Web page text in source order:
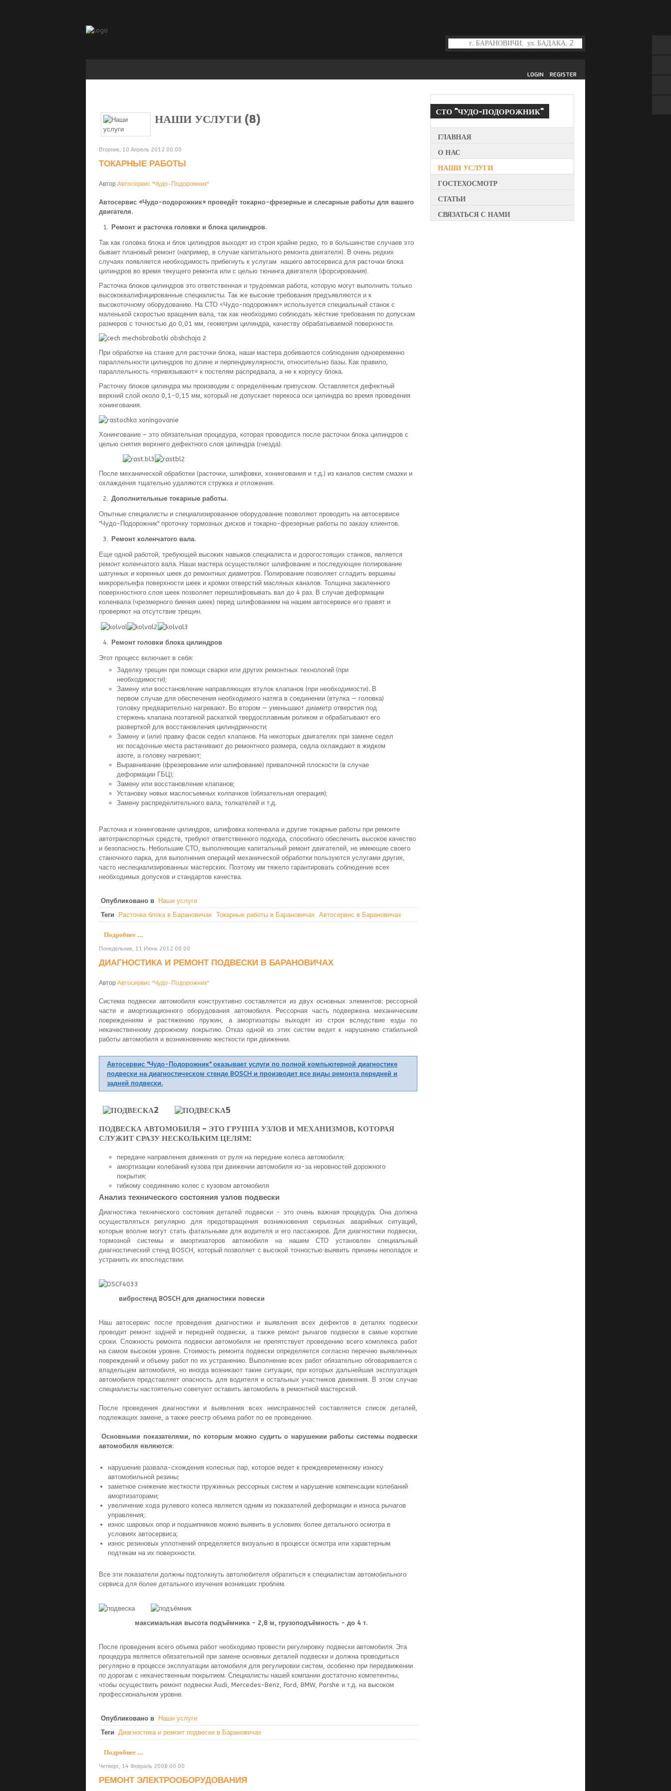
REGISTER
LOGIN
НАШИ УСЛУГИ (8)
Вторник, 10 Апрель 2012 00:00
ТОКАРНЫЕ РАБОТЫ
Автор Автосервис "Чудо-Подорожник"
Автосервис «Чудо-подорожник» проведёт токарно-фрезерные и слесарные работы для вашего
двигателя.
Ремонт и расточка головки и блока цилиндров.
Так как головка блока и блок цилиндров выходят из строя крайне редко, то в большинстве случаев это
бывает плановый ремонт (например, в случае капитального ремонта двигателя). В очень редких
случаях появляется необходимость прибегнуть к услугам нашего автосервиса для расточки блока
цилиндров во время текущего ремонта или с целью тюнинга двигателя (форсирования).
Расточка блоков цилиндров это ответственная и трудоемкая работа, которую могут выполнить только
высококвалифицированные специалисты. Так же высокие требования предъявляются и к
высокоточному оборудованию. На СТО «Чудо-подорожник» используется специальный станок с
маленькой скоростью вращения вала, так как необходимо соблюдать жёсткие требования по допускам
размеров с точностью до 0,01 мм, геометрии цилиндра, качеству обрабатываемой поверхности.
При обработке на станке для расточки блока, наши мастера добиваются соблюдения одновременно
параллельности цилиндров по длине и перпендикулярности, относительно базы. Как правило,
параллельность «привязывают» к постелям распредвала, а не к корпусу блока.
Расточку блоков цилиндра мы производим с определённым припуском. Оставляется дефектный
верхний слой около 0,1-0,15 мм, который не допускает перекоса оси цилиндра во время проведения
хонингования.
Хонингование – это обязательная процедура, которая проводится после расточки блока цилиндров с
целью снятия верхнего дефектного слоя цилиндра (гнезда).
После механической обработки (расточки, шлифовки, хонингования и т.д.) из каналов систем смазки и
охлаждения тщательно удаляются стружка и отложения.
Дополнительные токарные работы.
Опытные специалисты и специализированное оборудование позволяют проводить на автосервисе
"Чудо-Подорожник" проточку тормозных дисков и токарно-фрезерные работы по заказу клиентов.
Ремонт коленчатого вала.
Еще одной работой, требующей высоких навыков специалиста и дорогостоящих станков, является
ремонт коленчатого вала. Наши мастера осуществляют шлифование и последующее полирование
шатунных и коренных шеек до ремонтных диаметров. Полирование позволяет сгладить вершины
микрорельефа поверхности шеек и кромки отверстий масляных каналов. Толщина закаленного
поверхностного слоя шеек позволяет перешлифовывать вал до 4 раз. В случае деформации
коленвала (чрезмерного биения шеек) перед шлифованием на нашем автосервисе его правят и
проверяют на отсутствие трещин.
Ремонт головки блока цилиндров
Этот процесс включает в себя:
Заделку трещин при помощи сварки или других ремонтных технологий (при
необходимости);
Замену или восстановление направляющих втулок клапанов (при необходимости). В
первом случае для обеспечения необходимого натяга в соединении (втулка — головка)
головку предварительно нагревают. Во втором — уменьшают диаметр отверстия под
стержень клапана поэтапной раскаткой твердосплавным роликом и обрабатывают его
разверткой для восстановления цилиндричности;
Замену и (или) правку фасок седел клапанов. На некоторых двигателях при замене седел
их посадочные места растачивают до ремонтного размера, седла охлаждают в жидком
азоте, а головку нагревают;
Выравнивание (фрезерование или шлифование) привалочной плоскости (в случае
деформации ГБЦ);
Замену или восстановление клапанов;
Установку новых маслосъемных колпачков (обязательная операция);
Замену распределительного вала, толкателей и т.д.
Расточка и хонингование цилиндров, шлифовка коленвала и другие токарные работы при ремонте
автотранспортных средств, требуют ответственного подхода, способного обеспечить высокое качество
и безопасность. Небольшие СТО, выполняющие капитальный ремонт двигателей, не имеющие своего
станочного парка, для выполнения операций механической обработки пользуются услугами других,
часто неспециализированных мастерских. Поэтому им тяжело гарантировать соблюдение всех
необходимых допусков и стандартов качества.
Опубликовано в Наши услуги
Теги
Расточка блока в Барановичах Токарные работы в Барановичах Автосервис в Барановичах
Подробнее ...
Понедельник, 11 Июнь 2012 00:00
ДИАГНОСТИКА И РЕМОНТ ПОДВЕСКИ В БАРАНОВИЧАХ
Автор Автосервис "Чудо-Подорожник"
Система подвески автомобиля конструктивно составляется из двух основных элементов: рессорной
части и амортизационного оборудования автомобиля. Рессорная часть подвержена механическим
повреждениям и растяжению пружин, а амортизаторы выходят из строя вследствие езды по
некачественному дорожному покрытию. Отказ одной из этих систем ведет к нарушению стабильной
работы автомобиля и возникновению жесткости при движении.
Автосервис "Чудо-Подорожник" оказывает услуги по полной компьютерной диагностике
подвески на диагностическом стенде BOSCH и производит все виды ремонта передней и
задней подвески.
ПОДВЕСКА АВТОМОБИЛЯ – ЭТО ГРУППА УЗЛОВ И МЕХАНИЗМОВ, КОТОРАЯ
СЛУЖИТ СРАЗУ НЕСКОЛЬКИМ ЦЕЛЯМ:
передаче направления движения от руля на передние колеса автомобиля;
амортизации колебаний кузова при движении автомобиля из-за неровностей дорожного
покрытия;
гибкому соединению колес с кузовом автомобиля
Анализ технического состояния узлов подвески
Диагностика технического состояния деталей подвески - это очень важная процедура. Она должна
осуществляться регулярно для предотвращения возникновения серьезных аварийных ситуаций,
которые вполне могут стать фатальными для водителя и его пассажиров. Для диагностики подвески,
тормозной системы и амортизаторов автомобиля на нашем СТО установлен специальный
диагностический стенд BOSCH, который позволяет с высокой точностью выявить причины неполадок и
устранить их впоследствии.
вибростенд BOSCH для диагностики повески
Наш автосервис после проведения диагностики и выявления всех дефектов в деталях подвески
проводит ремонт задней и передней подвески, а также ремонт рычагов подвески в самые короткие
сроки. Сложность ремонта подвески автомобиля не препятствует проведению всего комплекса работ
на самом высоком уровне. Стоимость ремонта подвески определяется согласно перечню выявленных
повреждений и объему работ по их устранению. Выполнение всех работ обязательно обговаривается с
владельцем автомобиля, но иногда возникают такие ситуации, при которых дальнейшая эксплуатация
автомобиля представляет опасность для водителя и остальных участников движения. В этом случае
специалисты настоятельно советуют оставить автомобиль в ремонтной мастерской.
После проведения диагностики и выявления всех неисправностей составляется список деталей,
подлежащих замене, а также реестр объема работ по ее проведению.
Основными показателями, по которым можно судить о нарушении работы системы подвески
автомобиля являются:
нарушение развала-схождения колесных пар, которое ведет к преждевременному износу
автомобильной резины;
заметное снижение жесткости пружинных рессорных систем и нарушение компенсации колебаний
амортизаторами;
увеличение хода рулевого колеса является одним из показателей деформации и износа рычагов
управления;.
износ шаровых опор и подшипников можно выявить в условиях более детального осмотра в
условиях автосервиса;
износ резиновых уплотнений определяется визуально в процессе осмотра или характерным
подтекам на их поверхности.
Все эти показатели должны подтолкнуть автолюбителя обратиться к специалистам автомобильного
сервиса для более детального изучения возникших проблем.
максимальная высота подъёмника - 2,8 м, грузоподъёмность - до 4 т.
После проведения всего объема работ необходимо провести регулировку подвески автомобиля. Эта
процедура является обязательной при замене основных деталей подвески и должна проводиться
регулярно в процессе эксплуатации автомобиля для регулировки систем, особенно при передвижении
по дорогам с некачественным покрытием. Специалисты нашей компании достаточно компетентны,
чтобы осуществить ремонт подвески Аudi, Mercedes-Benz, Ford, BMW, Porshe и т.д. на высоком
профессиональном уровне.
Опубликовано в
Наши услуги
Теги Диагностика и ремонт подвески в Барановичах
Подробнее ...
Четверг, 14 Февраль 2008 00:00
РЕМОНТ ЭЛЕКТРООБОРУДОВАНИЯ
СТО "ЧУДО-ПОДОРОЖНИК"
ГЛАВНАЯ
О НАС
НАШИ УСЛУГИ
ГОСТЕХОСМОТР
СТАТЬИ
СВЯЗАТЬСЯ С НАМИ